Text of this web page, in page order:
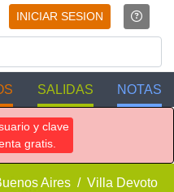
INICIAR SESION
SALIDAS NOTAS
y clave
gratis.
Aires Villa Devoto